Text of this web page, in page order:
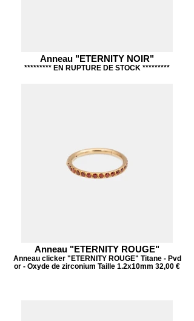
Anneau "ETERNITY NOIR"
********* EN RUPTURE DE STOCK *********
Anneau "ETERNITY ROUGE"
Anneau clicker "ETERNITY ROUGE" Titane - Pvd
or - Oxyde de zirconium Taille 1.2x10mm 32,00 €